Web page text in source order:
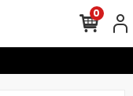
0